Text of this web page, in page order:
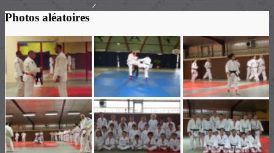
Photos aléatoires